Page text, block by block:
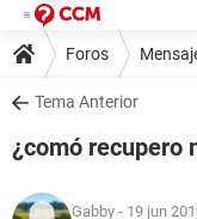
Foros
Tema Anterior
¿comó recupero
Gabby - 19 jun